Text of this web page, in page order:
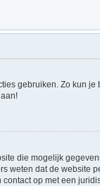
gebruiken. Zo kun
die mogelijk
weten dat de website
op met een